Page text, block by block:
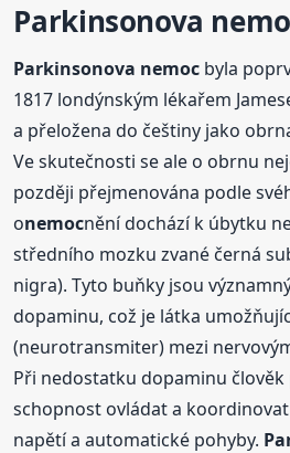
Parkinsonova
Parkinsonova nemoc byla
1817 londýnským lékařem
a přeložena do češtiny jako
Ve skutečnosti se ale o obrnu
později přejmenována podle
onemocnění dochází k úbytku
středního mozku zvané černá
nigra). Tyto buňky jsou
dopaminu, což je látka
(neurotransmiter) mezi
Při nedostatku dopaminu
schopnost ovládat a
napětí a automatické pohyby.